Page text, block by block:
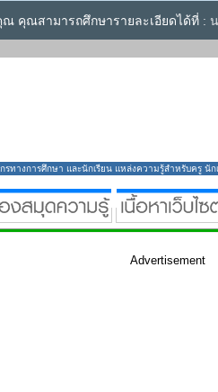
คุณสามารถศึกษารายละเอียดได้ที่ :
ทางการศึกษา และนักเรียน แหล่งความรู้สำหรับครู นั
Advertisement